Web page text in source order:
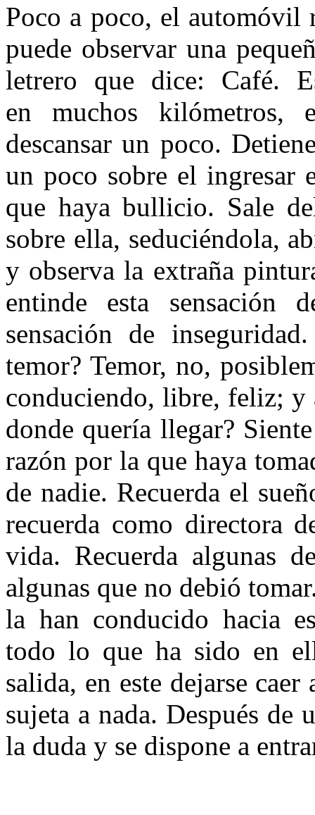
Poco a poco, el
puede observar una
letrero que dice: Café.
en muchos kilómetros,
descansar un poco.
un poco sobre el ingresar
que haya bullicio. Sale
sobre ella, seduciéndola,
y observa la extraña
entinde esta sensación
sensación de
temor? Temor, no,
conduciendo, libre, feliz; y
donde quería llegar?
razón por la que haya
de nadie. Recuerda el
recuerda como directora
vida. Recuerda algunas
algunas que no debió
la han conducido hacia
todo lo que ha sido en
salida, en este dejarse
sujeta a nada. Después
la duda y se dispone a